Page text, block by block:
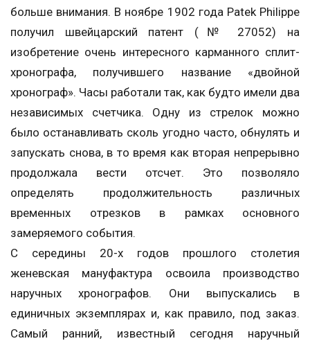
больше внимания. В ноябре 1902 года Patek Philippe
получил швейцарский патент (№ 27052) на
изобретение очень интересного карманного сплит-
хронографа, получившего название «двойной
хронограф». Часы работали так, как будто имели два
независимых счетчика. Одну из стрелок можно
было останавливать сколь угодно часто, обнулять и
запускать снова, в то время как вторая непрерывно
продолжала вести отсчет. Это позволяло
определять продолжительность различных
временных отрезков в рамках основного
замеряемого события.
С середины 20-х годов прошлого столетия
женевская мануфактура освоила производство
наручных хронографов. Они выпускались в
единичных экземплярах и, как правило, под заказ.
Самый ранний, известный сегодня наручный